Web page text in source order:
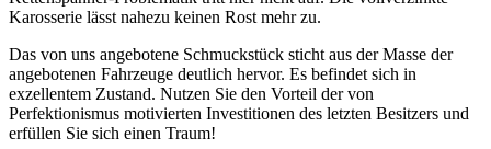
Karosserie lässt nahezu keinen Rost mehr zu.
Das von uns angebotene Schmuckstück sticht aus der Masse der
angebotenen Fahrzeuge deutlich hervor. Es befindet sich in
exzellentem Zustand. Nutzen Sie den Vorteil der von
Perfektionismus motivierten Investitionen des letzten Besitzers und
erfüllen Sie sich einen Traum!